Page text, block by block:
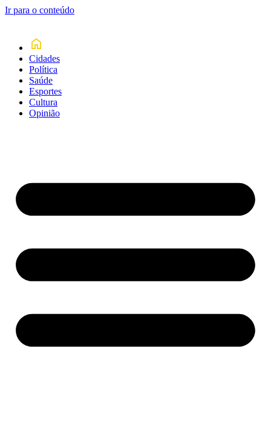
Ir para o conteúdo
Cidades
Política
Saúde
Esportes
Cultura
Opinião